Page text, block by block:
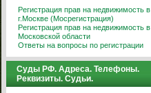
Регистрация прав на недвижимость в
г.Москве (Мосрегистрация)
Регистрация прав на недвижимость в
Московской области
Ответы на вопросы по регистрации
Суды РФ. Адреса. Телефоны.
Реквизиты. Судьи.